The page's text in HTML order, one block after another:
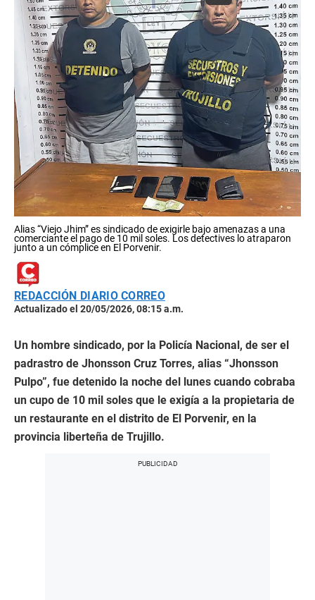
Alias “Viejo Jhim” es sindicado de exigirle bajo amenazas a una
comerciante el pago de 10 mil soles. Los detectives lo atraparon
junto a un cómplice en El Porvenir.
REDACCIÓN DIARIO CORREO
Actualizado el 20/05/2026, 08:15 a.m.
Un hombre sindicado, por la Policía Nacional, de ser el
padrastro de Jhonsson Cruz Torres, alias “Jhonsson
Pulpo”, fue detenido la noche del lunes cuando cobraba
un cupo de 10 mil soles que le exigía a la propietaria de
un restaurante en el distrito de El Porvenir, en la
provincia liberteña de Trujillo.